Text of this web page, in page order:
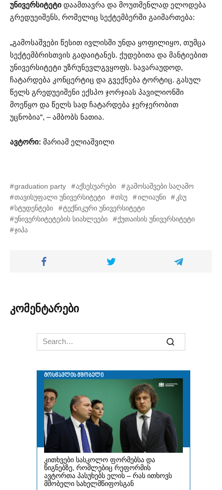
უნივერსიტეტი დაამთავრა და მოუთმენლად ელოდება
გრედუეიშენს, რომელიც სექტემბერში გაიმართება:
„გამოსაშვები წესით ივლისში უნდა ყოფილიყო, თუმცა
სექტემბრისთვის გადაიტანეს. ქუდებითა და მანტიებით
უნივერსიტეტი უზრუნევლგვყოფს. სავარაუდოდ,
ჩატარდება კონცერტიც და გვექნება ტორტიც. გასულ
წელს გრედუეიშენი ექსპო ჯორჯიას პავილიონში
მოეწყო და წელს სად ჩატარდება ჯერჯერობით
უცნობია“, – ამბობს ნათია.
ავტორი: მარიამ ელიაშვილი
graduation party აქსესუარები
გამოსაშვები საღამო
თავისუფალი უნივერსიტეტი
თსუ ილიაუნი
კსუ
სტუდენტები
ტექნიკური უნივერსიტეტი
უნივერსიტეტების სიახლეები
ქუთაისის უნივერსიტეტი
ჯიპა
კომენტარები
Search
for: